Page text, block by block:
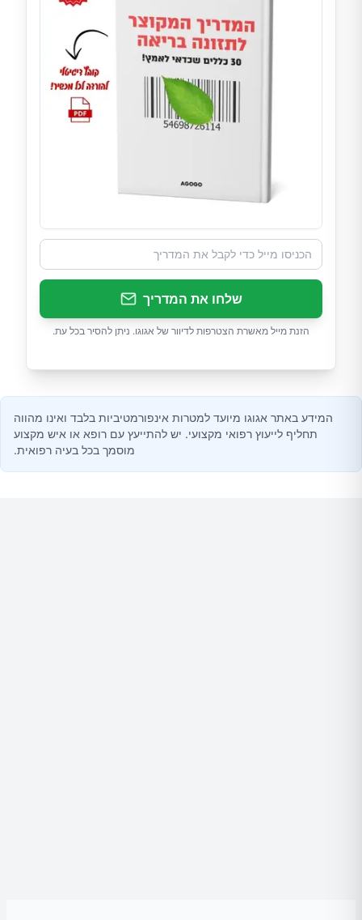
שלחו את המדריך
הזנת מייל מאשרת הצטרפות לדיוור של אגוגו. ניתן להסיר בכל עת.
המידע באתר אגוגו מיועד למטרות אינפורמטיביות בלבד ואינו מהווה
תחליף לייעוץ רפואי מקצועי. יש להתייעץ עם רופא או איש מקצוע
מוסמך בכל בעיה רפואית.